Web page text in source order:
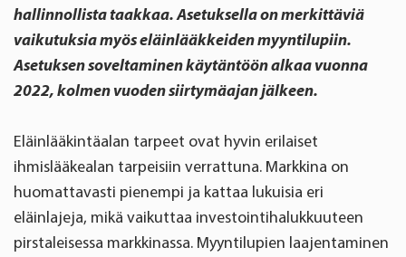
hallinnollista taakkaa. Asetuksella on merkittäviä
vaikutuksia myös eläinlääkkeiden myyntilupiin.
Asetuksen soveltaminen käytäntöön alkaa vuonna
2022, kolmen vuoden siirtymäajan jälkeen.
Eläinlääkintäalan tarpeet ovat hyvin erilaiset
ihmislääkealan tarpeisiin verrattuna. Markkina on
huomattavasti pienempi ja kattaa lukuisia eri
eläinlajeja, mikä vaikuttaa investointihalukkuuteen
pirstaleisessa markkinassa. Myyntilupien laajentaminen